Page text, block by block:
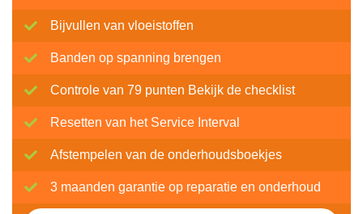
Bijvullen van vloeistoffen
Banden op spanning brengen
Controle van 79 punten Bekijk de checklist
Resetten van het Service Interval
Afstempelen van de onderhoudsboekjes
3 maanden garantie op reparatie en onderhoud